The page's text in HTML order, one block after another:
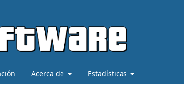
Acerca de Estadísticas